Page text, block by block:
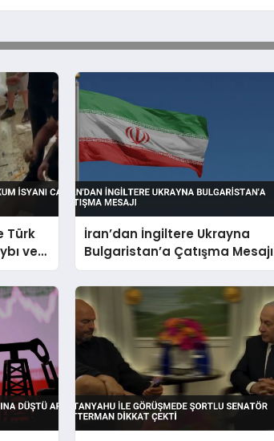
Türk
ve
İran’dan İngiltere Ukrayna
Bulgaristan’a Çatışma Mesajı